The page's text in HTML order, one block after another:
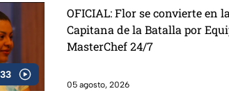
OFICIAL: Flor se convierte en
Capitana de la Batalla por
MasterChef 24/7
05 agosto, 2026